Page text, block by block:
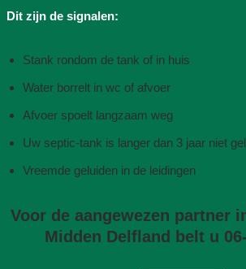
Dit zijn de signalen:
Stank rondom de tank of in huis
Water borrelt in wc of afvoer
Afvoer spoelt langzaam weg
Uw septic-tank is langer dan 3 jaar niet
Vreemde geluiden in de leidingen
Voor de aangewezen partner
Midden Delfland belt u